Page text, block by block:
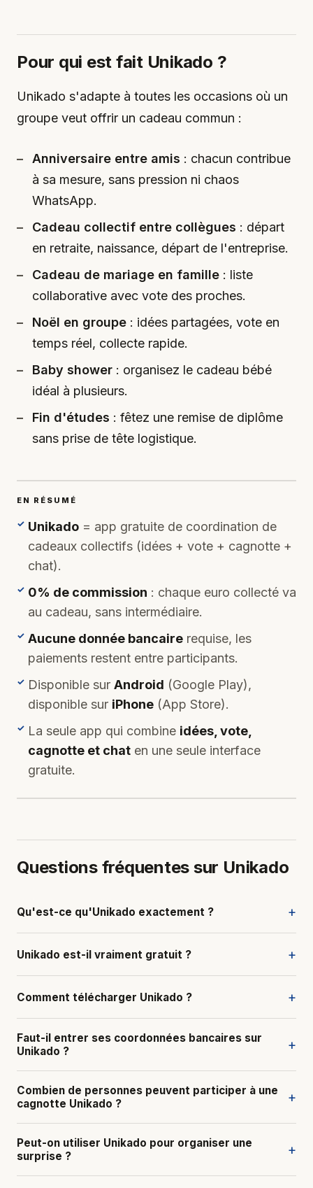
Pour qui est fait Unikado ?
Unikado s'adapte à toutes les occasions où un
groupe veut offrir un cadeau commun :
Anniversaire entre amis : chacun contribue
à sa mesure, sans pression ni chaos
WhatsApp.
Cadeau collectif entre collègues : départ
en retraite, naissance, départ de l'entreprise.
Cadeau de mariage en famille : liste
collaborative avec vote des proches.
Noël en groupe : idées partagées, vote en
temps réel, collecte rapide.
Baby shower : organisez le cadeau bébé
idéal à plusieurs.
Fin d'études : fêtez une remise de diplôme
sans prise de tête logistique.
EN RÉSUMÉ
Unikado = app gratuite de coordination de
cadeaux collectifs (idées + vote + cagnotte +
chat).
0% de commission : chaque euro collecté va
au cadeau, sans intermédiaire.
Aucune donnée bancaire requise, les
paiements restent entre participants.
Disponible sur Android (Google Play),
disponible sur iPhone (App Store).
La seule app qui combine idées, vote,
cagnotte et chat en une seule interface
gratuite.
Questions fréquentes sur Unikado
Qu'est-ce qu'Unikado exactement ? +
Unikado est-il vraiment gratuit ? +
Comment télécharger Unikado ? +
Faut-il entrer ses coordonnées bancaires sur
Unikado ?
+
Combien de personnes peuvent participer à une
cagnotte Unikado ?
+
Peut-on utiliser Unikado pour organiser une
surprise ?
+